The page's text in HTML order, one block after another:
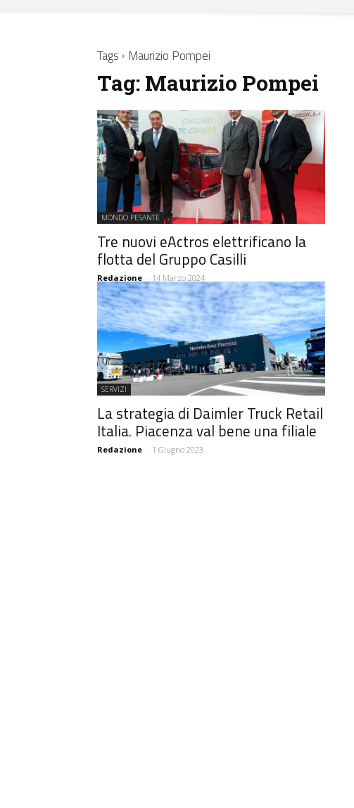
Tags Maurizio Pompei
Tag: Maurizio Pompei
MONDO PESANTE
Tre nuovi eActros elettrificano la
flotta del Gruppo Casilli
Redazione - 14 Marzo 2024
SERVIZI
La strategia di Daimler Truck Retail
Italia. Piacenza val bene una filiale
Redazione - 1 Giugno 2023